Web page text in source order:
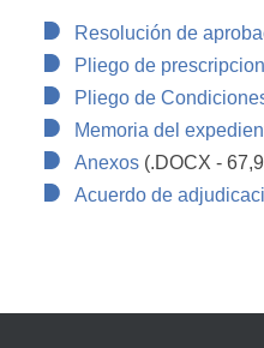
Resolución de
Pliego de
Pliego de
Memoria del
Anexos (.DOCX -
Acuerdo de